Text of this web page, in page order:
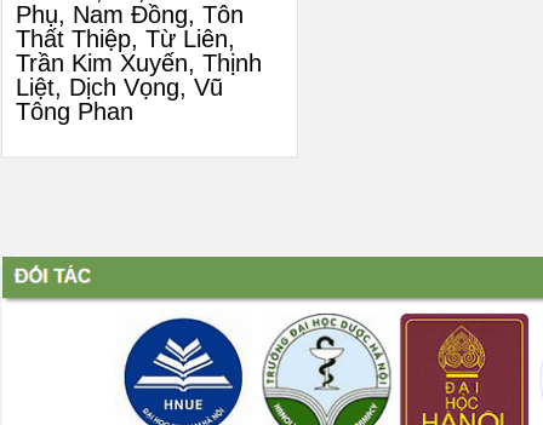
Phụ, Nam Đồng, Tôn
Thất Thiệp, Từ Liên,
Trần Kim Xuyến, Thịnh
Liệt, Dịch Vọng, Vũ
Tông Phan